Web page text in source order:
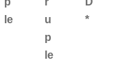
le
u
p
le
*